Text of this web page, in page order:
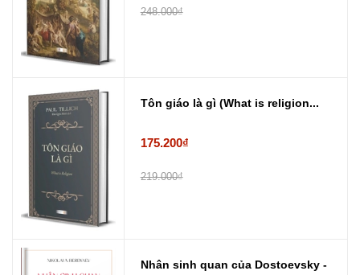
248.000₫
Tôn giáo là gì (What is religion...
175.200₫
219.000₫
Nhân sinh quan của Dostoevsky -